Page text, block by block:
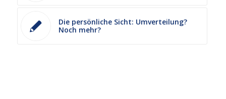
Die persönliche Sicht: Umverteilung?
Noch mehr?